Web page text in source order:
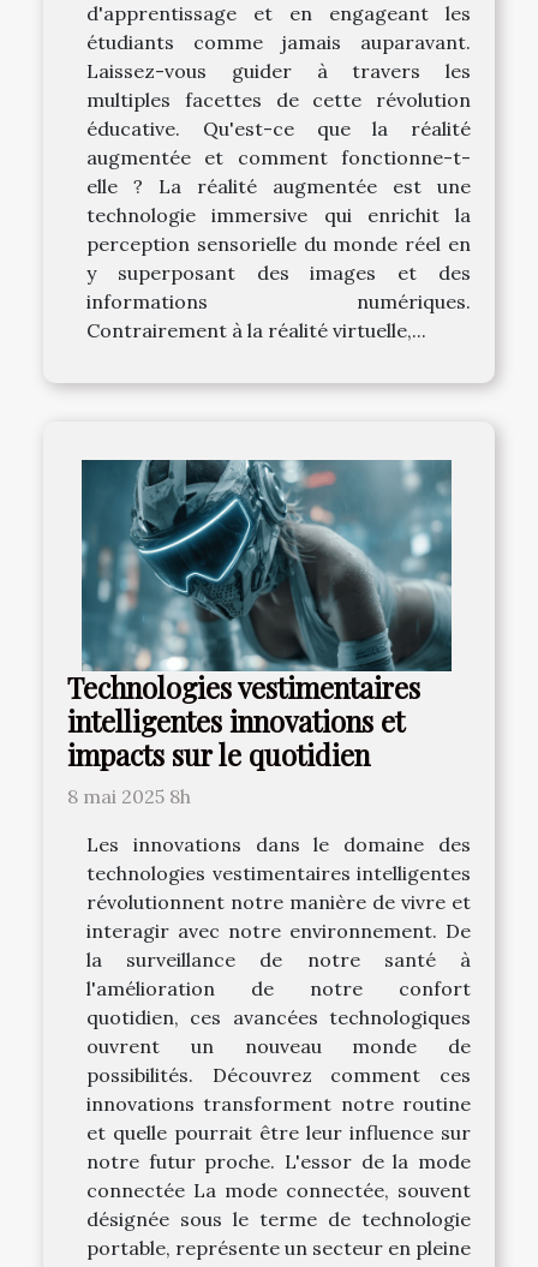
d'apprentissage et en engageant les
étudiants comme jamais auparavant.
Laissez-vous guider à travers les
multiples facettes de cette révolution
éducative. Qu'est-ce que la réalité
augmentée et comment fonctionne-t-
elle ? La réalité augmentée est une
technologie immersive qui enrichit la
perception sensorielle du monde réel en
y superposant des images et des
informations numériques.
Contrairement à la réalité virtuelle,...
Technologies vestimentaires
intelligentes innovations et
impacts sur le quotidien
8 mai 2025 8h
Les innovations dans le domaine des
technologies vestimentaires intelligentes
révolutionnent notre manière de vivre et
interagir avec notre environnement. De
la surveillance de notre santé à
l'amélioration de notre confort
quotidien, ces avancées technologiques
ouvrent un nouveau monde de
possibilités. Découvrez comment ces
innovations transforment notre routine
et quelle pourrait être leur influence sur
notre futur proche. L'essor de la mode
connectée La mode connectée, souvent
désignée sous le terme de technologie
portable, représente un secteur en pleine